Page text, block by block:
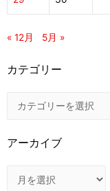
« 12月 5月 »
カテゴリー
アーカイブ